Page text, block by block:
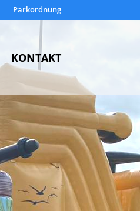
Parkordnung
KONTAKT